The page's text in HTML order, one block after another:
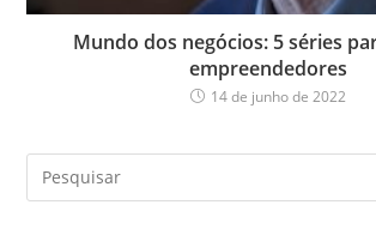
Mundo dos negócios: 5 séries
empreendedores
14 de junho de 2022